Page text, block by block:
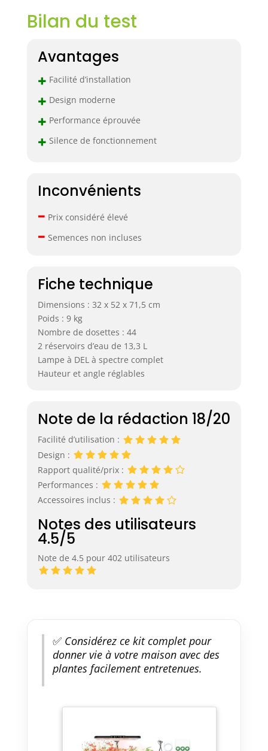
maison. 【DEUX
MODES DE
offrent des modes
légumes, fleurs et
besoin de plus de
floraison, nos 2
professionnels
【SYSTÈME DE
CROISSANCE LED
3X PLUS RAPIDE】
Contrairement
sol, nos lampes
pour plantes
d’intérieur imitent
naturelle du soleil
pour favoriser la
photosynthèse et
plantes toute
aux plantes de
qui en fait la
solution parfaite
pour le jardinage
intérieur toute
d'arrosage
silencieux】Avec
une technologie
Bilan du test
Avantages
+ Facilité d’installation
+ Design moderne
+ Performance éprouvée
+ Silence de fonctionnement
Inconvénients
– Prix considéré élevé
– Semences non incluses
Fiche technique
Dimensions : 32 x 52 x 71,5 cm
Poids : 9 kg
Nombre de dosettes : 44
2 réservoirs d’eau de 13,3 L
Lampe à DEL à spectre complet
Hauteur et angle réglables
Note de la rédaction 18/20
Facilité d’utilisation :
Design :
Rapport qualité/prix :
Performances :
Accessoires inclus :
Notes des utilisateurs
4.5/5
Note de 4.5 pour 402 utilisateurs
✅Considérez ce kit complet pour
donner vie à votre maison avec des
plantes facilement entretenues.